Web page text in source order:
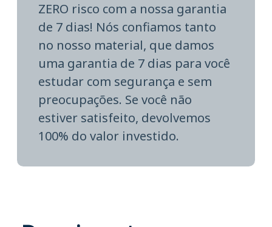
ZERO risco com a nossa garantia
de 7 dias! Nós confiamos tanto
no nosso material, que damos
uma garantia de 7 dias para você
estudar com segurança e sem
preocupações. Se você não
estiver satisfeito, devolvemos
100% do valor investido.